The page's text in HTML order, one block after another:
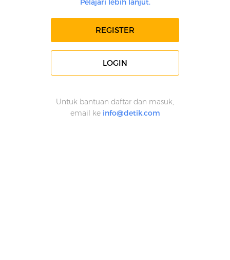
Pelajari lebih lanjut.
REGISTER
LOGIN
Untuk bantuan daftar dan masuk,
email ke info@detik.com